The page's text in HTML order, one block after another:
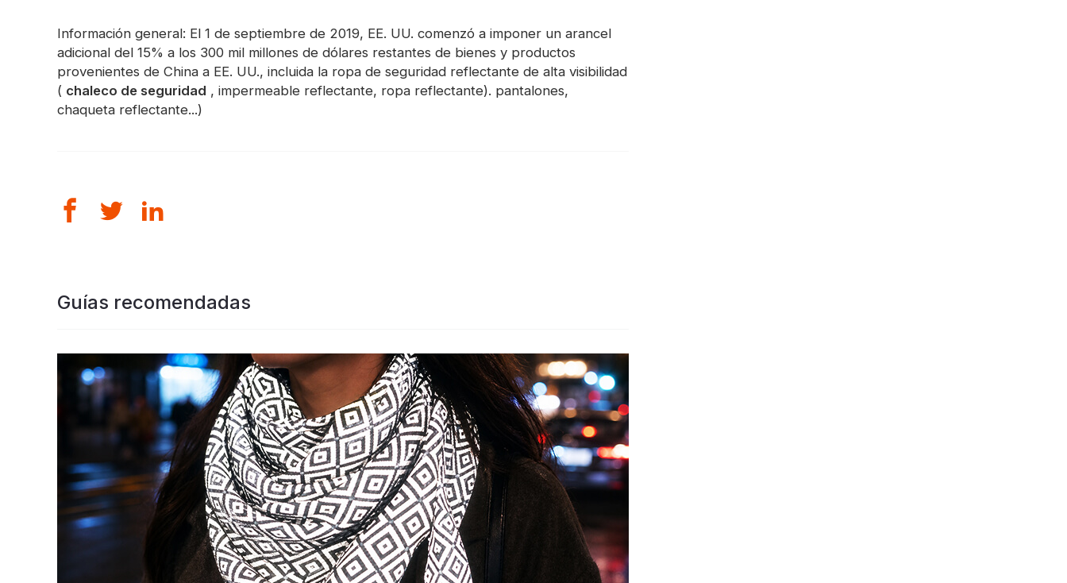
Información general: El 1 de septiembre de 2019, EE. UU. comenzó a imponer un arancel
adicional del 15% a los 300 mil millones de dólares restantes de bienes y productos
provenientes de China a EE. UU., incluida la ropa de seguridad reflectante de alta visibilidad
( chaleco de seguridad , impermeable reflectante, ropa reflectante). pantalones,
chaqueta reflectante...)
Guías recomendadas